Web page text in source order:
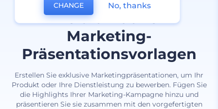
Die ultimativen
Marketing-
Präsentationsvorlagen
Erstellen Sie exklusive Marketingpräsentationen, um Ihr
Produkt oder Ihre Dienstleistung zu bewerben. Fügen Sie
die Highlights Ihrer Marketing-Kampagne hinzu und
präsentieren Sie sie zusammen mit den vorgefertigten
CHANGE No, thanks